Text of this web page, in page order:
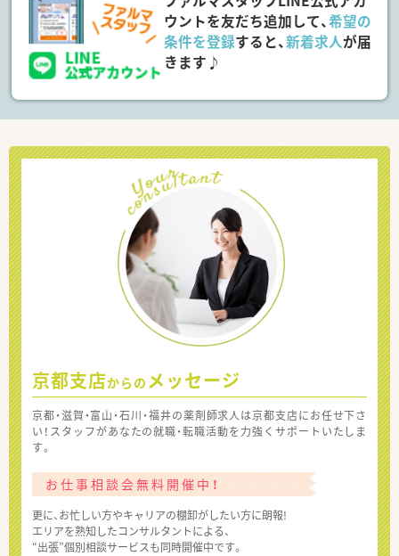
ウントを友だち追加して、希望の
条件を登録すると、新着求人が届
きます♪
京都支店からの メッセージ
京都・滋賀・富山・石川・福井の薬剤師求人は京都支店にお任せ下さ
い！スタッフがあなたの就職・転職活動を力強くサポートいたしま
す。
お仕事相談会無料開催中！
更に、お忙しい方やキャリアの棚卸がしたい方に朗報!
エリアを熟知したコンサルタントによる、
“出張”個別相談サービスも同時開催中です。